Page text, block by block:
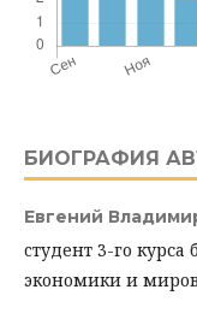
БИОГРАФИЯ
Евгений
cтудент 3-го курса
экономики и